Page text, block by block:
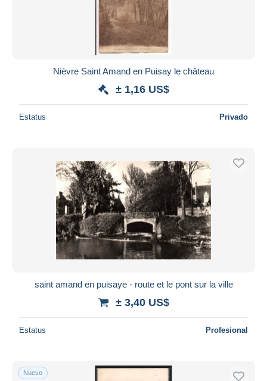
Nièvre Saint Amand en Puisay le château
± 1,16 US$
Estatus Privado
saint amand en puisaye - route et le pont sur la ville
± 3,40 US$
Estatus Profesional
Nuevo